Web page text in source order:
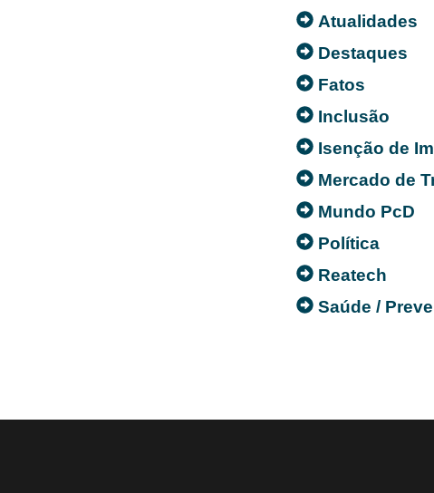
Atualidades
Destaques
Fatos
Inclusão
Isenção de
Mercado de
Mundo PcD
Política
Reatech
Saúde /